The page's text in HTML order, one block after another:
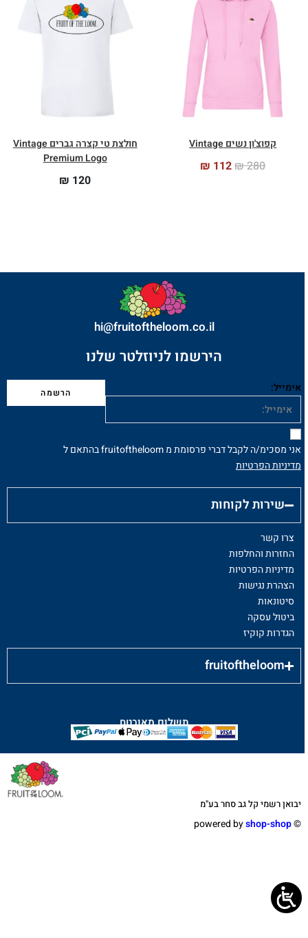
קפוצ'ון נשים Vintage
₪280
₪112
חולצת טי קצרה גברים Vintage
Premium Logo
₪120
תשלום מאובטח
הירשמו לניוזלטר שלנו
אימייל:
אני מסכימ/ה לקבל דברי פרסומת מ fruitoftheloom בהתאם ל
מדיניות הפרטיות
שירות לקוחות
צרו קשר
החזרות והחלפות
מדיניות הפרטיות
הצהרת נגישות
סיטונאות
ביטול עסקה
הגדרות קוקיז
fruitoftheloom
hi@fruitoftheloom.co.il
©️ powered by
shop-shop
יבואן רשמי קל גב סחר בע"מ